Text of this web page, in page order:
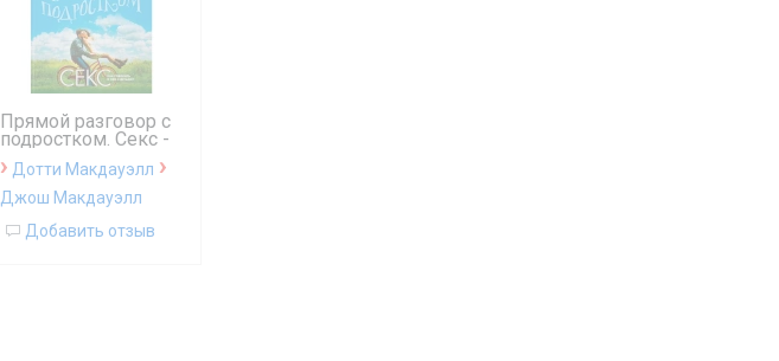
Прямой разговор с
подростком. Секс -
как говорить о нем
с детьми?
› Дотти Макдауэлл ›
Джош Макдауэлл
Добавить отзыв